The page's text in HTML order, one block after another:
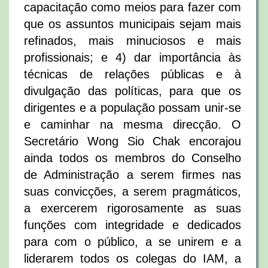
capacitação como meios para fazer com
que os assuntos municipais sejam mais
refinados, mais minuciosos e mais
profissionais; e 4) dar importância às
técnicas de relações públicas e à
divulgação das políticas, para que os
dirigentes e a população possam unir-se
e caminhar na mesma direcção. O
Secretário Wong Sio Chak encorajou
ainda todos os membros do Conselho
de Administração a serem firmes nas
suas convicções, a serem pragmáticos,
a exercerem rigorosamente as suas
funções com integridade e dedicados
para com o público, a se unirem e a
liderarem todos os colegas do IAM, a